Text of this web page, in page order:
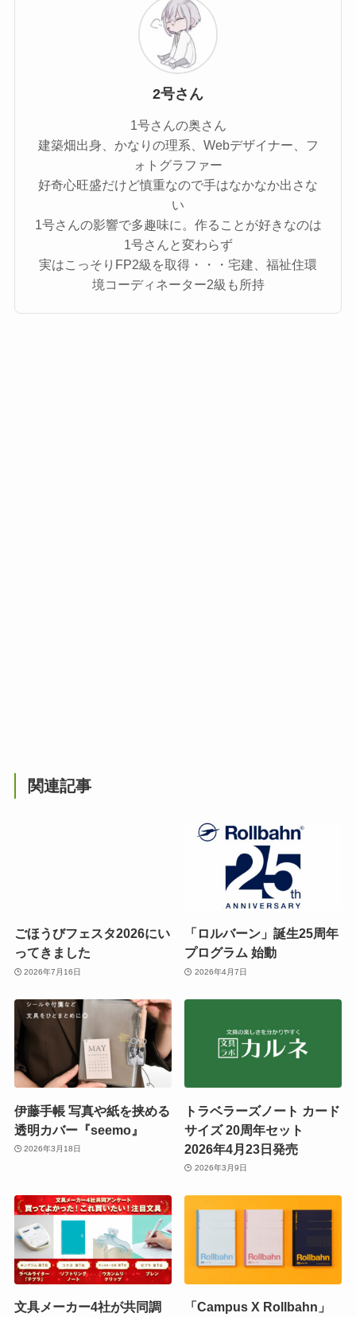
2号さん
1号さんの奥さん
建築畑出身、かなりの理系、Webデザイナー、フ
ォトグラファー
好奇心旺盛だけど慎重なので手はなかなか出さな
い
1号さんの影響で多趣味に。作ることが好きなのは
1号さんと変わらず
実はこっそりFP2級を取得・・・宅建、福祉住環
境コーディネーター2級も所持
関連記事
ごほうびフェスタ2026にい
ってきました
2026年7月16日
「ロルバーン」誕生25周年
プログラム 始動
2026年4月7日
伊藤手帳 写真や紙を挟める
透明カバー『seemo』
2026年3月18日
トラベラーズノート カード
サイズ 20周年セット
2026年4月23日発売
2026年3月9日
文具メーカー4社が共同調
「Campus X Rollbahn」